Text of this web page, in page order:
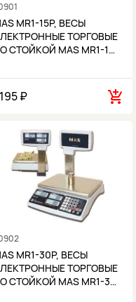
MR1-15P, ВЕСЫ
ТОРГОВЫЕ
СТОЙКОЙ MAS MR1-1…
₽
MR1-30P, ВЕСЫ
ТОРГОВЫЕ
СТОЙКОЙ MAS MR1-3…